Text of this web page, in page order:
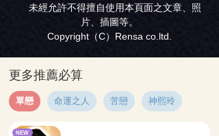
未經允許不得擅自使用本頁面之文章、照
片、插圖等。
Copyright（C）Rensa co.ltd.
更多推薦必算
單戀 命運之人 苦戀 神熙玲
NEW